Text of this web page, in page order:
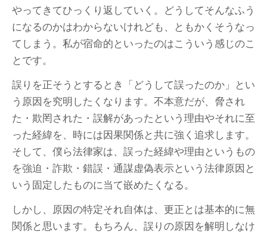
やってきてひっくり返していく。どうしてそんなふう
になるのかはわからないけれども、ともかくそうなっ
てしまう。私が宿命的といったのはこういう感じのこ
とです。
誤りを正そうとするとき「どうして誤ったのか」とい
う原因を究明したくなります。不本意だが、脅され
た・欺罔された・誤解があったという理由やそれに至
った経緯を、時には因果関係と共に強く追求します。
そして、僕ら法律家は、誤った経緯や理由というもの
を強迫・詐欺・錯誤・通謀虚偽表示という法律原因と
いう固定したものに当て嵌めたくなる。
しかし、原因の特定それ自体は、更正とは基本的に無
関係と思います。もちろん、誤りの原因を解明しなけ